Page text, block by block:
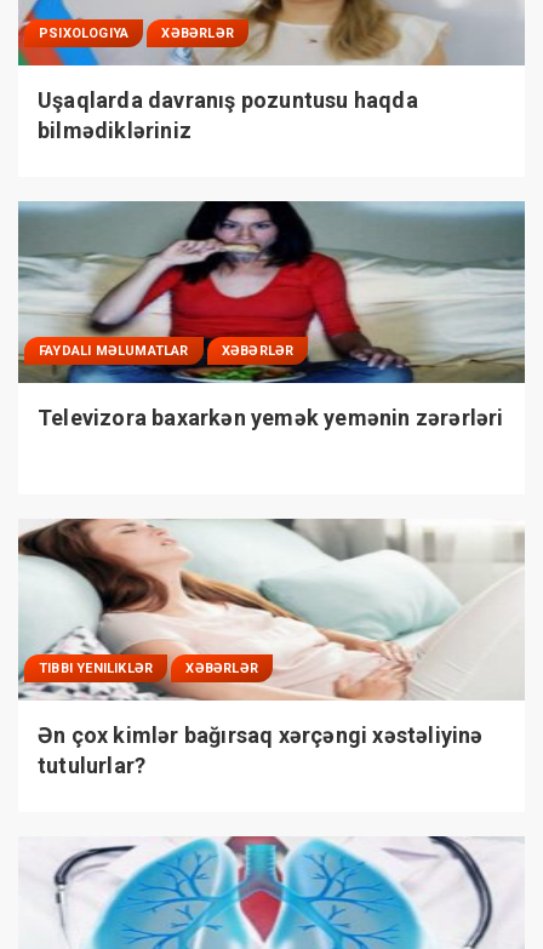
PSIXOLOGIYA XƏBƏRLƏR
Uşaqlarda davranış pozuntusu haqda
bilmədikləriniz
FAYDALI MƏLUMATLAR XƏBƏRLƏR
Televizora baxarkən yemək yemənin zərərləri
TIBBI YENILIKLƏR XƏBƏRLƏR
Ən çox kimlər bağırsaq xərçəngi xəstəliyinə
tutulurlar?